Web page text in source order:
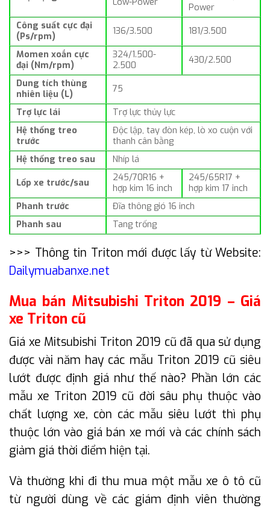
Power
Công suất cực đại
(Ps/rpm)
136/3.500 181/3.500
Momen xoắn cực
đại (Nm/rpm)
324/1.500-
2.500
430/2.500
Dung tích thùng
nhiên liệu (L)
75
Trợ lực lái
Trợ lực thủy lực
Hệ thống treo
trước
Độc lập, tay đòn kép, lò xo cuộn với
thanh cân bằng
Hệ thống treo sau
Nhíp lá
Lốp xe trước/sau
245/70R16 +
hợp kim 16 inch
245/65R17 +
hợp kim 17 inch
Phanh trước
Đĩa thông gió 16 inch
Phanh sau
Tang trống
>>> Thông tin Triton mới được lấy từ Website:
Dailymuabanxe.net
Mua bán Mitsubishi Triton 2019 – Giá
xe Triton cũ
Giá xe Mitsubishi Triton 2019 cũ đã qua sử dụng
được vài năm hay các mẫu Triton 2019 cũ siêu
lướt được định giá như thế nào? Phần lớn các
mẫu xe Triton 2019 cũ đời sâu phụ thuộc vào
chất lượng xe, còn các mẫu siêu lướt thì phụ
thuộc lớn vào giá bán xe mới và các chính sách
giảm giá thời điểm hiện tại.
Và thường khi đi thu mua một mẫu xe ô tô cũ
từ người dùng về các giám định viên thường